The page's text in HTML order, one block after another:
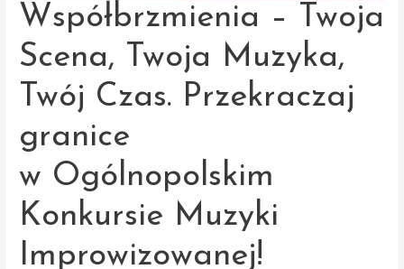
Współbrzmienia – Twoja
Scena, Twoja Muzyka,
Twój Czas. Przekraczaj
granice
w Ogólnopolskim
Konkursie Muzyki
Improwizowanej!